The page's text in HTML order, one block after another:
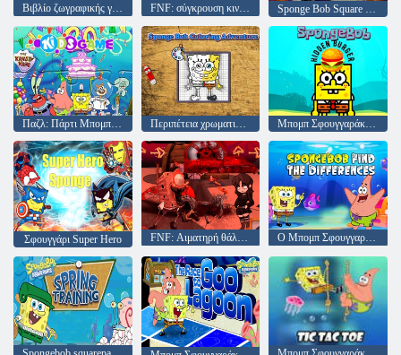
Βιβλίο ζωγραφικής για τον Μπομπ Σφουγγαράκης FNF: σύγκρουση κινουμένων σχεδίων Sponge Bob Square Pants Halloween Horror FrankenBob's Quest Μέρος 1
Παζλ: Πάρτι Μπομπ Σφουγγαράκης Περιπέτεια χρωματισμού Μπομπ Σφουγγαράκης Μπομπ Σφουγγαράκης Κρυφό Μπέργκερ
Σφουγγάρι Super Hero FNF: Αιματηρή θάλασσα Ο Μπομπ Σφουγγαράκης Βρείτε τις Διαφορές